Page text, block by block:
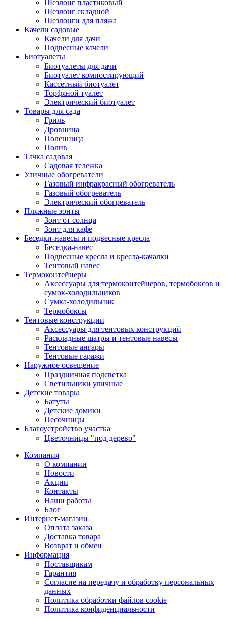
Шезлонг пластиковый
Шезлонг складной
Шезлонги для пляжа
Качели садовые
Качели для дачи
Подвесные качели
Биотуалеты
Биотуалеты для дачи
Биотуалет компостирующий
Кассетный биотуалет
Торфяной туалет
Электрический биотуалет
Товары для сада
Гриль
Дровница
Поленница
Полив
Тачка садовая
Садовая тележка
Уличные обогреватели
Газовый инфракрасный обогреватель
Газовый обогреватель
Электрический обогреватель
Пляжные зонты
Зонт от солнца
Зонт для кафе
Беседки-навесы и подвесные кресла
Беседка-навес
Подвесные кресла и кресла-качалки
Тентовый навес
Термоконтейнеры
Аксессуары для термоконтейнеров, термобоксов и
сумок-холодильников
Сумка-холодильник
Термобоксы
Тентовые конструкции
Аксессуары для тентовых конструкций
Раскладные шатры и тентовые навесы
Тентовые ангары
Тентовые гаражи
Наружное освещение
Праздничная подсветка
Светильники уличные
Детские товары
Батуты
Детские домики
Песочницы
Благоустройство участка
Цветочницы "под дерево"
Компания
О компании
Новости
Акции
Контакты
Наши работы
Блог
Интернет-магазин
Оплата заказа
Доставка товара
Возврат и обмен
Информация
Поставщикам
Гарантия
Согласие на передачу и обработку персональных
данных
Политика обработки файлов cookie
Политика конфиденциальности